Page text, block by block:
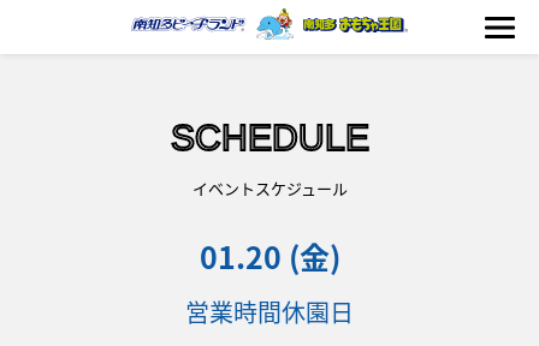
海の生きもの
おもちゃ王国
SCHEDULE
イベントスケジュール
01.20 (金)
営業時間休園日